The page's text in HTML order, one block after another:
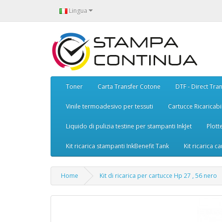
Lingua
Toner Carta Transfer Cotone DTF - Direct
Vinile termoadesivo per tessuti Cartucce
Liquido di pulizia testine per stampanti InkJet
Kit ricarica stampanti InkBenefit Tank Kit ricarica
Home Kit di ricarica per cartucce Hp 27 , 56 nero